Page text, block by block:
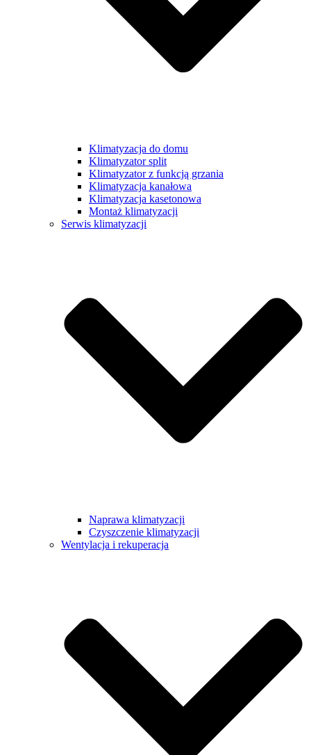
Klimatyzacja do domu
Klimatyzator split
Klimatyzator z funkcją grzania
Klimatyzacja kanałowa
Klimatyzacja kasetonowa
Montaż klimatyzacji
Serwis klimatyzacji
Naprawa klimatyzacji
Czyszczenie klimatyzacji
Wentylacja i rekuperacja